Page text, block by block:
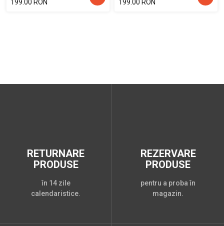
199.00 RON 199.00 RON
RETURNARE
PRODUSE
în 14 zile
calendaristice.
REZERVARE
PRODUSE
pentru a proba în
magazin.